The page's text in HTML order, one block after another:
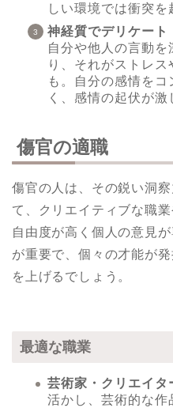
しい環境では衝突を
神経質でデリケート
自分や他人の言動
り、それがストレ
も。自分の感情を
く、感情の起伏が激
傷官の適職
傷官の人は、その鋭い洞
て、クリエイティブな職
自由度が高く個人の意見
が重要で、個々の才能が
を上げるでしょう。
最適な職業
芸術家・クリエイタ
活かし、芸術的な作